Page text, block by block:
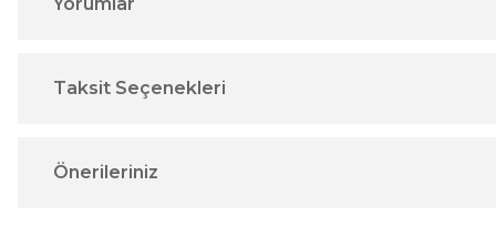
Taksit Seçenekleri
Önerileriniz